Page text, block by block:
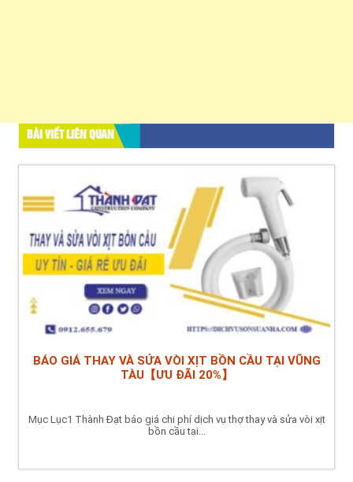
BÀI VIẾT LIÊN QUAN
BÁO GIÁ THAY VÀ SỬA VÒI XỊT BỒN CẦU TẠI VŨNG
TÀU【ƯU ĐÃI 20%】
Mục Lục1 Thành Đạt báo giá chi phí dịch vụ thợ thay và sửa vòi xịt
bồn cầu tại...